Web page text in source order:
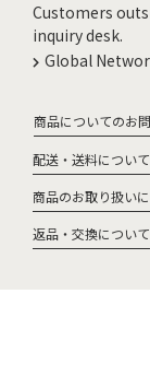
Customers
inquiry desk.
Global
商品についてのお
配送・送料について
商品のお取り扱い
返品・交換について